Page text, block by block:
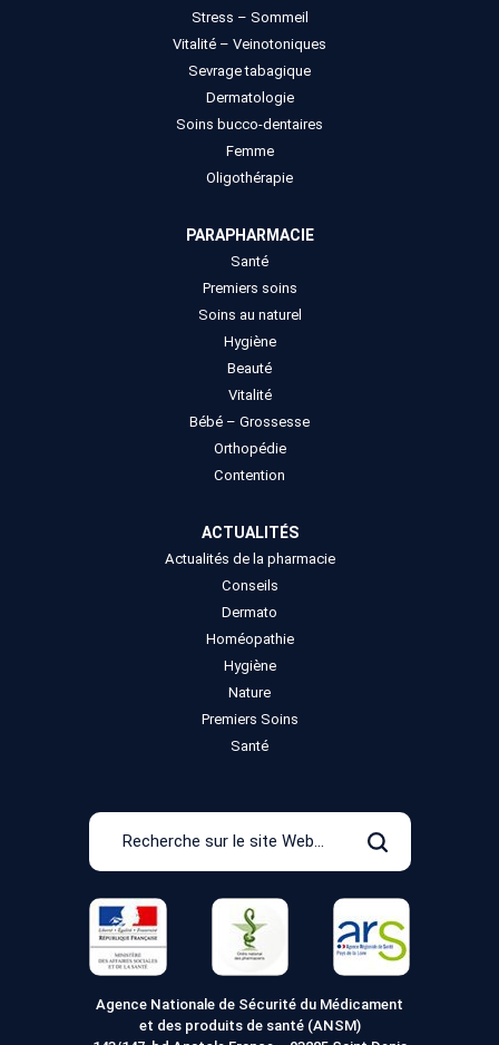
Stress – Sommeil
Vitalité – Veinotoniques
Sevrage tabagique
Dermatologie
Soins bucco-dentaires
Femme
Oligothérapie
PARAPHARMACIE
Santé
Premiers soins
Soins au naturel
Hygiène
Beauté
Vitalité
Bébé – Grossesse
Orthopédie
Contention
ACTUALITÉS
Actualités de la pharmacie
Conseils
Dermato
Homéopathie
Hygiène
Nature
Premiers Soins
Santé
Recherche
le
site
Web
Rechercher
Agence Nationale de Sécurité du Médicament
et des produits de santé (ANSM)